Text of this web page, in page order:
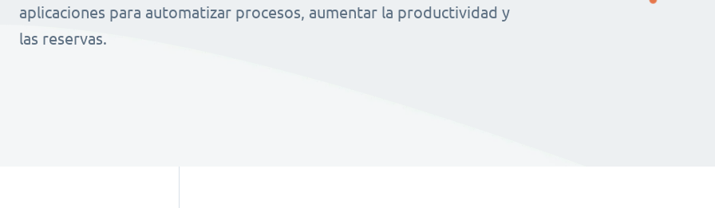
aplicaciones para automatizar procesos, aumentar la productividad y
las reservas.